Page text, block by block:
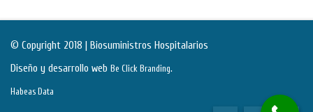
© Copyright 2018 | Biosuministros Hospitalarios
Diseño y desarrollo web Be Click Branding.
Habeas Data